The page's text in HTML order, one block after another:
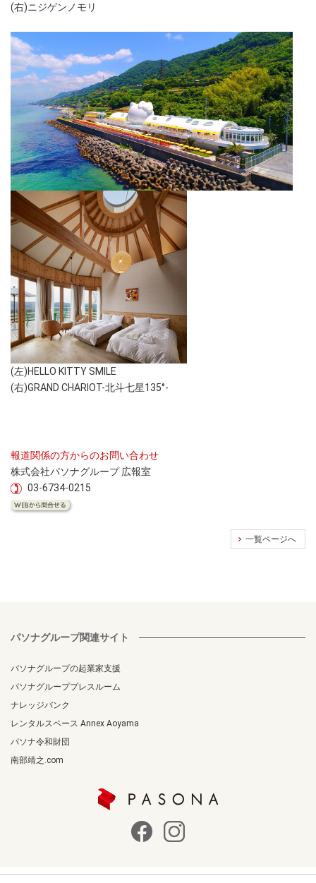
(右)ニジゲンノモリ
(左)HELLO KITTY SMILE
(右)GRAND CHARIOT-北斗七星135°-
報道関係の方からのお問い合わせ
株式会社パソナグループ 広報室
03-6734-0215
一覧ページへ
パソナグループ関連サイト
パソナグループの起業家支援
パソナグループプレスルーム
ナレッジバンク
レンタルスペース Annex Aoyama
パソナ令和財団
南部靖之.com